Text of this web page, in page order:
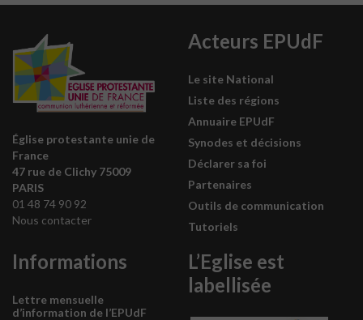
Église protestante unie de
France
47 rue de Clichy 75009
PARIS
01 48 74 90 92
Nous contacter
Acteurs EPUdF
Le site National
Liste des régions
Annuaire EPUdF
Synodes et décisions
Déclarer sa foi
Partenaires
Outils de communication
Tutoriels
Informations
Lettre mensuelle
d’information de l’EPUdF
L’Eglise est
labellisée